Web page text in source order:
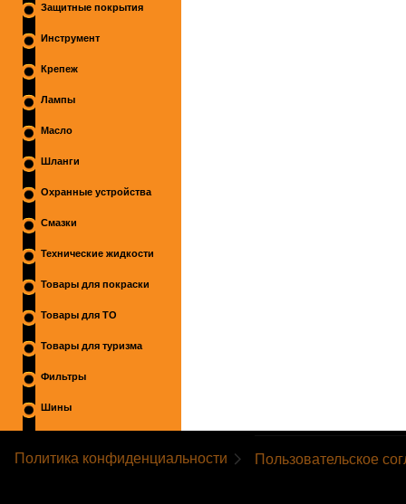
Защитные покрытия
Инструмент
Крепеж
Лампы
Масло
Шланги
Охранные устройства
Смазки
Технические жидкости
Товары для покраски
Товары для ТО
Товары для туризма
Фильтры
Шины
Политика конфиденциальности Пользовательское